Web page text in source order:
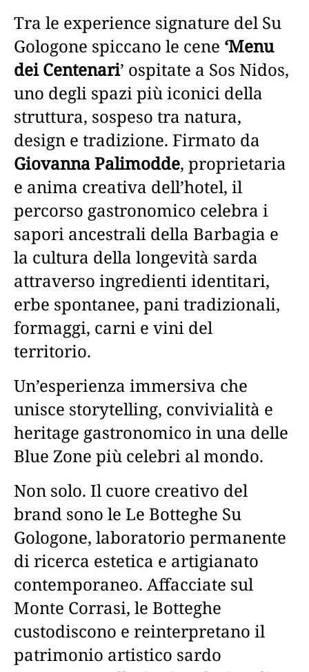
Tra le experience signature del Su
Gologone spiccano le cene ‘Menu
dei Centenari’ ospitate a Sos Nidos,
uno degli spazi più iconici della
struttura, sospeso tra natura,
design e tradizione. Firmato da
Giovanna Palimodde, proprietaria
e anima creativa dell’hotel, il
percorso gastronomico celebra i
sapori ancestrali della Barbagia e
la cultura della longevità sarda
attraverso ingredienti identitari,
erbe spontanee, pani tradizionali,
formaggi, carni e vini del
territorio.
Un’esperienza immersiva che
unisce storytelling, convivialità e
heritage gastronomico in una delle
Blue Zone più celebri al mondo.
Non solo. Il cuore creativo del
brand sono le Le Botteghe Su
Gologone, laboratorio permanente
di ricerca estetica e artigianato
contemporaneo. Affacciate sul
Monte Corrasi, le Botteghe
custodiscono e reinterpretano il
patrimonio artistico sardo